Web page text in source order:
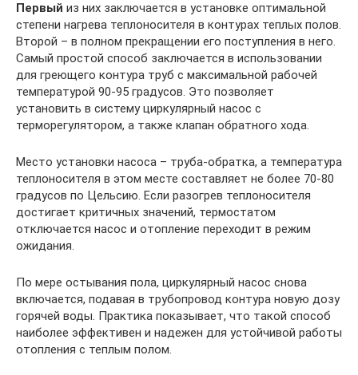
Первый из них заключается в установке оптимальной
степени нагрева теплоносителя в контурах теплых полов.
Второй – в полном прекращении его поступления в него.
Самый простой способ заключается в использовании
для греющего контура труб с максимальной рабочей
температурой 90-95 градусов. Это позволяет
установить в систему циркулярный насос с
терморегулятором, а также клапан обратного хода.
Место установки насоса – труба-обратка, а температура
теплоносителя в этом месте составляет не более 70-80
градусов по Цельсию. Если разогрев теплоносителя
достигает критичных значений, термостатом
отключается насос и отопление переходит в режим
ожидания.
По мере остывания пола, циркулярный насос снова
включается, подавая в трубопровод контура новую дозу
горячей воды. Практика показывает, что такой способ
наиболее эффективен и надежен для устойчивой работы
отопления с теплым полом.